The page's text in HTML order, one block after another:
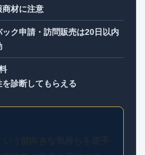
商材に注意
ク申請・訪問販売は20日以内
診断してもらえる